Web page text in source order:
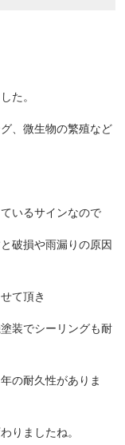
た。
、微生物の繁殖など
いるサインなので
破損や雨漏りの原因
て頂き
装でシーリングも耐
の耐久性がありま
りましたね。